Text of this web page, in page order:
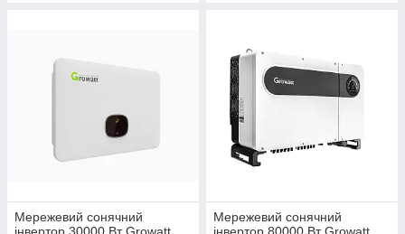
Мережевий сонячний
Мережевий сонячний